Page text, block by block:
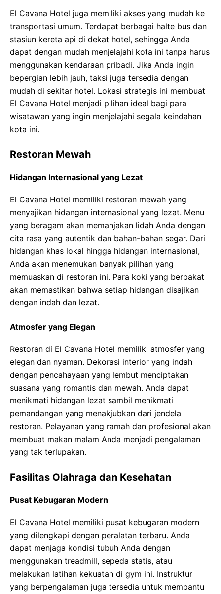
El Cavana Hotel juga memiliki akses yang mudah ke
transportasi umum. Terdapat berbagai halte bus dan
stasiun kereta api di dekat hotel, sehingga Anda
dapat dengan mudah menjelajahi kota ini tanpa harus
menggunakan kendaraan pribadi. Jika Anda ingin
bepergian lebih jauh, taksi juga tersedia dengan
mudah di sekitar hotel. Lokasi strategis ini membuat
El Cavana Hotel menjadi pilihan ideal bagi para
wisatawan yang ingin menjelajahi segala keindahan
kota ini.
Restoran Mewah
Hidangan Internasional yang Lezat
El Cavana Hotel memiliki restoran mewah yang
menyajikan hidangan internasional yang lezat. Menu
yang beragam akan memanjakan lidah Anda dengan
cita rasa yang autentik dan bahan-bahan segar. Dari
hidangan khas lokal hingga hidangan internasional,
Anda akan menemukan banyak pilihan yang
memuaskan di restoran ini. Para koki yang berbakat
akan memastikan bahwa setiap hidangan disajikan
dengan indah dan lezat.
Atmosfer yang Elegan
Restoran di El Cavana Hotel memiliki atmosfer yang
elegan dan nyaman. Dekorasi interior yang indah
dengan pencahayaan yang lembut menciptakan
suasana yang romantis dan mewah. Anda dapat
menikmati hidangan lezat sambil menikmati
pemandangan yang menakjubkan dari jendela
restoran. Pelayanan yang ramah dan profesional akan
membuat makan malam Anda menjadi pengalaman
yang tak terlupakan.
Fasilitas Olahraga dan Kesehatan
Pusat Kebugaran Modern
El Cavana Hotel memiliki pusat kebugaran modern
yang dilengkapi dengan peralatan terbaru. Anda
dapat menjaga kondisi tubuh Anda dengan
menggunakan treadmill, sepeda statis, atau
melakukan latihan kekuatan di gym ini. Instruktur
yang berpengalaman juga tersedia untuk membantu